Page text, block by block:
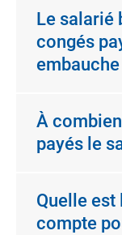
Le salarié
congés
embauche
À
payés le
Quelle est
compte